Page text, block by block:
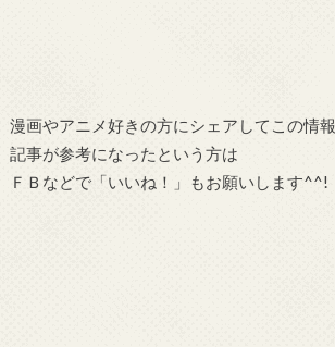
漫画やアニメ好きの方にシェアしてこの情
記事が参考になったという方は
ＦＢなどで「いいね！」もお願いします^^!